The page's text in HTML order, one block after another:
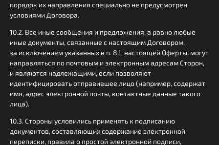
порядок их направления специально не предусмотрен
условиями Договора.
10.2. Все иные сообщения и предложения, а равно любые
иные документы, связанные с настоящим Договором,
за исключением указанных в п. 8.1. настоящей Оферты, могут
направляться по почтовым и электронным адресам Сторон,
и являются надлежащими, если позволяют
идентифицировать отправившее лицо (например, содержат
имя, адрес электронной почты, контактные данные такого
лица).
10.3. Стороны условились применять к подписанию
документов, составляющих содержание электронной
переписки, правила о простой электронной подписи,